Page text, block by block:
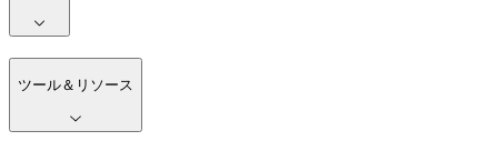
ツール＆リソース